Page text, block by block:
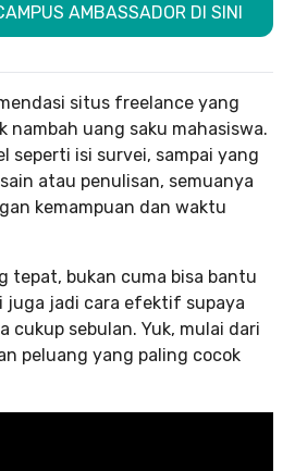
AMBASSADOR DI SINI
situs freelance yang
nambah uang saku mahasiswa.
seperti isi survei, sampai yang
atau penulisan, semuanya
kemampuan dan waktu
tepat, bukan cuma bisa bantu
juga jadi cara efektif supaya
cukup sebulan. Yuk, mulai dari
peluang yang paling cocok